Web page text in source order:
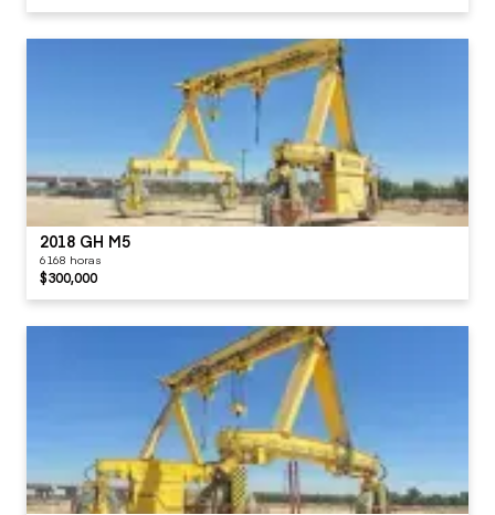
2018 GH M5
6168 horas
$300,000